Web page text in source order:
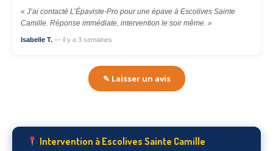
« J’ai contacté L’Épaviste-Pro pour une épave à Escolives Sainte
Camille. Réponse immédiate, intervention le soir même. »
Isabelle T. — il y a 3 semaines
✎ Laisser un avis
Intervention à Escolives Sainte Camille